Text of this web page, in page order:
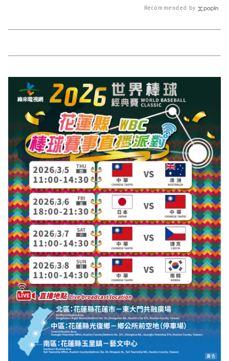
Recommended by